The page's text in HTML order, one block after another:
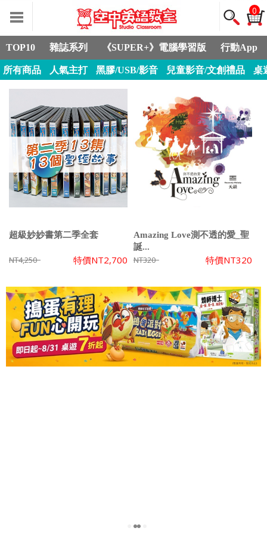
0
TOP10 雜誌系列 《SUPER+》電腦學習版 行動App
所有商品 人氣主打 黑膠/USB/影音 兒童影音/文創禮品 桌
超級妙妙書第二季全套
NT4,250 特價NT2,700
Amazing Love測不透的愛_聖
誕...
NT320 特價NT320